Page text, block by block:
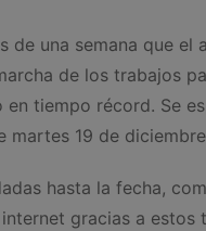
de una semana que el
de los trabajos
en tiempo récord. Se
martes 19 de
hasta la fecha,
gracias a estos